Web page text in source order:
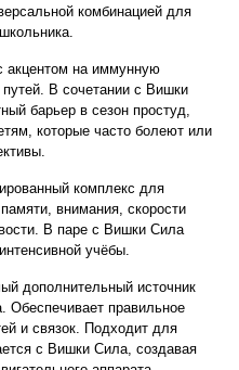
комбинацией для
акцентом на иммунную
В сочетании с Вишки
барьер в сезон простуд,
которые часто болеют или
комплекс для
внимания, скорости
В паре с Вишки Сила
учёбы.
дополнительный источник
Обеспечивает правильное
и связок. Подходит для
с Вишки Сила, создавая